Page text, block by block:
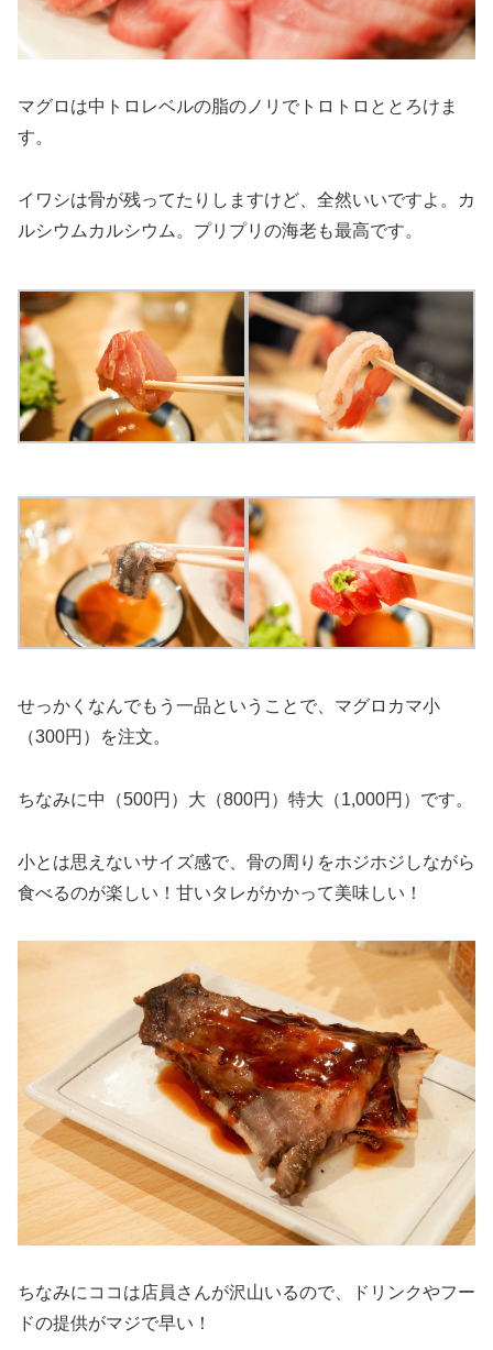
マグロは中トロレベルの脂のノリでトロトロととろけま
す。
イワシは骨が残ってたりしますけど、全然いいですよ。カ
ルシウムカルシウム。プリプリの海老も最高です。
せっかくなんでもう一品ということで、マグロカマ小
（300円）を注文。
ちなみに中（500円）大（800円）特大（1,000円）です。
小とは思えないサイズ感で、骨の周りをホジホジしながら
食べるのが楽しい！甘いタレがかかって美味しい！
ちなみにココは店員さんが沢山いるので、ドリンクやフー
ドの提供がマジで早い！